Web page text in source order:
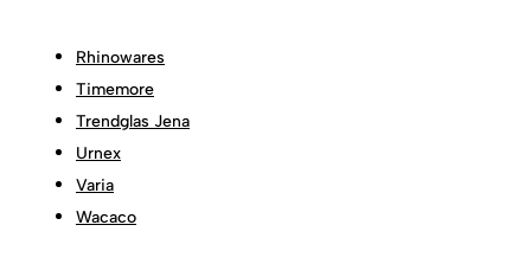
Rhinowares
Timemore
Trendglas Jena
Urnex
Varia
Wacaco